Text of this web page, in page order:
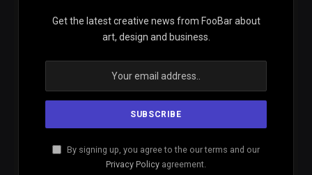
Get the latest creative news from FooBar about
art, design and business.
By signing up, you agree to the our terms and our
Privacy Policy agreement.